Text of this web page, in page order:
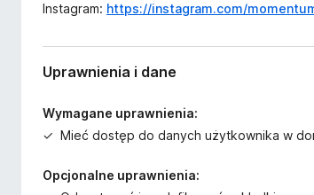
Instagram: https://instagram.com/
Uprawnienia i dane
Wymagane uprawnienia:
Mieć dostęp do danych użytkownika w
Opcjonalne uprawnienia: